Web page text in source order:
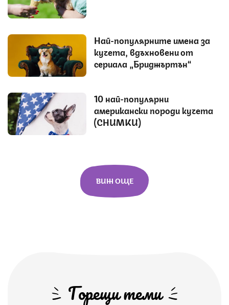
Най-популярните имена за
кучета, вдъхновени от
сериала „Бриджъртън“
10 най-популярни
американски породи кучета
(СНИМКИ)
ВИЖ ОЩЕ
Горещи теми